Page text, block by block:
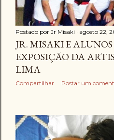
Postado por Jr Misaki agosto 22,
JR. MISAKI E
EXPOSIÇÃO DA
LIMA
Compartilhar Postar um